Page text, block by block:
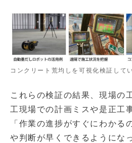
コンクリート荒均しを可視化検証して
これらの検証の結果、現場の
工現場での計画ミスや是正工
「作業の進捗がすぐにわかる
や判断が早くできるようにな